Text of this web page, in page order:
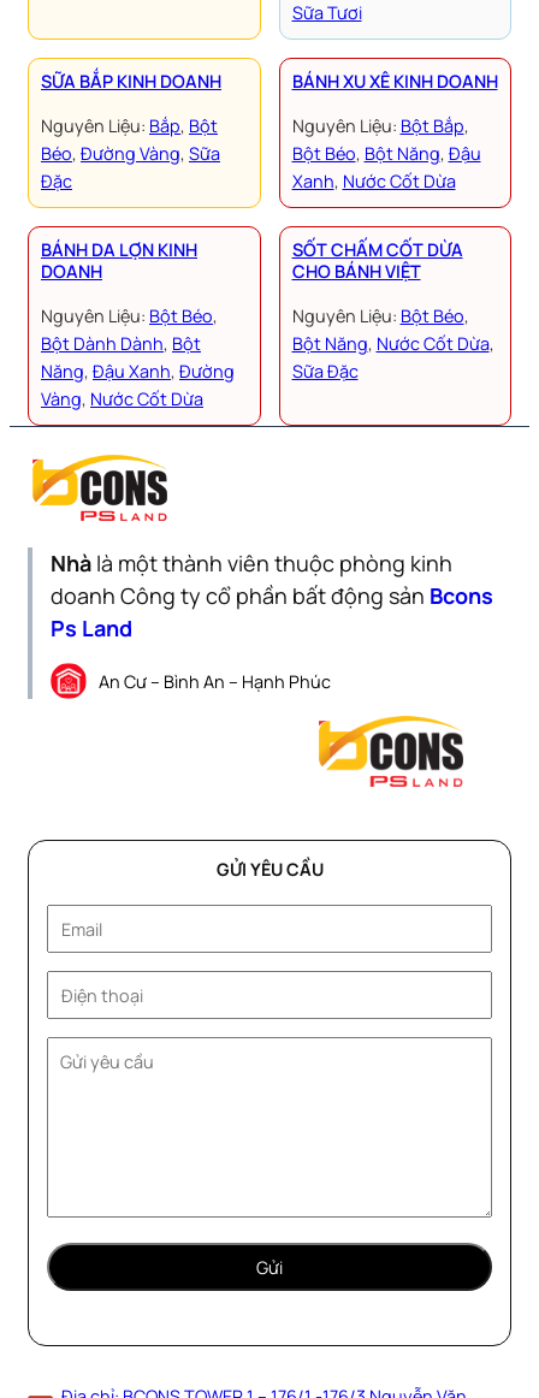
Sữa Tươi
SỮA BẮP KINH DOANH
Nguyên Liệu: Bắp, Bột
Béo, Đường Vàng, Sữa
Đặc
BÁNH XU XÊ KINH DOANH
Nguyên Liệu: Bột Bắp
Bột Béo, Bột Năng, Đậu
Xanh, Nước Cốt Dừa
BÁNH DA LỢN KINH
DOANH
Nguyên Liệu: Bột Béo
Bột Dành Dành, Bột
Năng, Đậu Xanh, Đường
Vàng, Nước Cốt Dừa
SỐT CHẤM CỐT DỪA
CHO BÁNH VIỆT
Nguyên Liệu: Bột Béo
Bột Năng, Nước Cốt Dừa
Sữa Đặc
Nhà là một thành viên thuộc phòng kinh
doanh Công ty cổ phần bất động sản Bcons
Ps Land
An Cư – Bình An – Hạnh Phúc
GỬI YÊU CẦU